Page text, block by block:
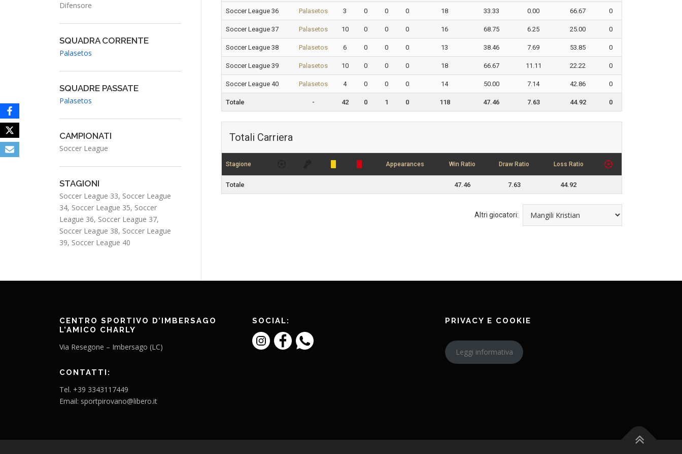
Soccer League 36 Palasetos 3 0 0 0 18 33.33 0.00 66.67 0
Soccer League 37 Palasetos 10 0 0 0 16 68.75 6.25 25.00 0
Soccer League 38 Palasetos 6 0 0 0 13 38.46 7.69 53.85 0
Soccer League 39 Palasetos 10 0 0 0 18 66.67 11.11 22.22 0
Soccer League 40 Palasetos 4 0 0 0 14 50.00 7.14 42.86 0
Totale - 42 0 1 0 118 47.46 7.63 44.92 0
Totali Carriera
Stagione Appearances Win Ratio Draw Ratio Loss Ratio
Totale 47.46 7.63 44.92
Altri giocatori:
Difensore
SQUADRA CORRENTE
Palasetos
SQUADRE PASSATE
Palasetos
CAMPIONATI
Soccer League
STAGIONI
Soccer League 33, Soccer League
34, Soccer League 35, Soccer
League 36, Soccer League 37,
Soccer League 38, Soccer League
39, Soccer League 40
CENTRO SPORTIVO D’IMBERSAGO
L’AMICO CHARLY
Via Resegone – Imbersago (LC)
CONTATTI:
Tel. +39 3343117449
Email: sportpirovano@libero.it
SOCIAL: PRIVACY E COOKIE
Leggi informativa